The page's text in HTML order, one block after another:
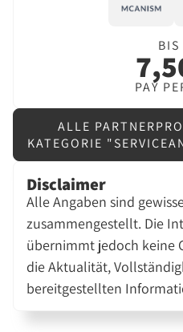
BIS
PAY
ALLE
KATEGORIE
Disclaimer
Alle Angaben sind
zusammengestellt. Die
übernimmt jedoch keine
die Aktualität,
bereitgestellten